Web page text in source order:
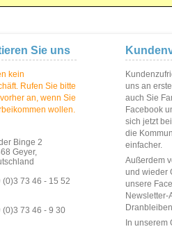
Sie uns
kein
Rufen Sie bitte
an, wenn Sie
wollen.
Binge 2
Geyer,
(0)3 73 46 - 15 52
(0)3 73 46 - 9 30
uns an
auch Sie
Facebook
sich jetzt
die
einfacher.
Außerdem
und wieder
unsere
Newsletter-
In unserem